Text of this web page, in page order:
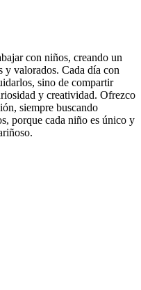
con niños, creando un
y valorados. Cada día con
sino de compartir
y creatividad. Ofrezco
siempre buscando
porque cada niño es único y